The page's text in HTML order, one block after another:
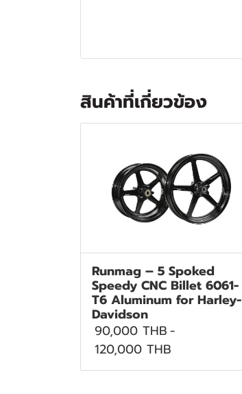
สินค้าที่เกี่ยวข้อง
Runmag – 5 Spoked
Speedy CNC Billet 6061-
T6 Aluminum for Harley-
Davidson
90,000 THB-
120,000 THB